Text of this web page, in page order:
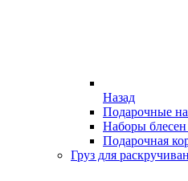
Назад
Подарочные
Наборы
Подарочная
Груз для